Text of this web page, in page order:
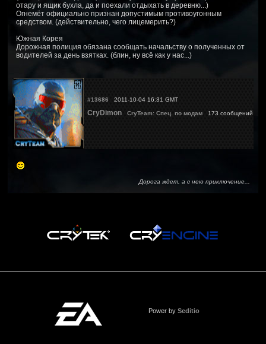
отару и ящик бухла, да и поехали отдыхать в деревню...)
Огнемёт официально признан допустимым противоугонным
средством. (действительно, чего лицемерить?)
Южная Корея
Дорожная полиция обязана сообщать начальству о полученных от
водителей за день взятках. (блин, ну всё как у нас...)
#13686 2011-10-04 16:31 GMT
CryDimon CryTeam: Спец. по модам 173 сообщений
Дорога ждет, а с нею приключение...
Power by Seditio